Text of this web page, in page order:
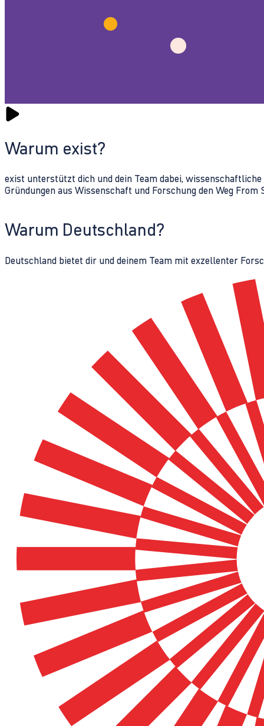
Warum exist?
exist unterstützt dich und dein Team dabei,
Gründungen aus Wissenschaft und Forschung den Weg From
Warum Deutschland?
Deutschland bietet dir und deinem Team mit exzellenter